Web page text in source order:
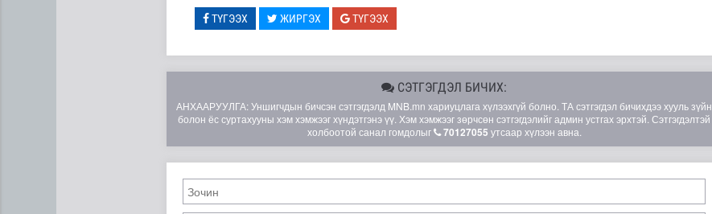
Туул гол дээгүүр 476 метр урт гүүр барьж байна
ТҮГЭЭХ ЖИРГЭХ ТҮГЭЭХ
СЭТГЭГДЭЛ БИЧИХ:
АНХААРУУЛГА: Уншигчдын бичсэн сэтгэгдэлд MNB.mn хариуцлага хүлээхгүй болно. ТА сэтгэгдэл бичихдээ хууль зүйн
болон ёс суртахууны хэм хэмжээг хүндэтгэнэ үү. Хэм хэмжээг зөрчсөн сэтгэгдэлийг админ устгах эрхтэй. Сэтгэгдэлтэй
холбоотой санал гомдолыг
70127055 утсаар хүлээн авна.